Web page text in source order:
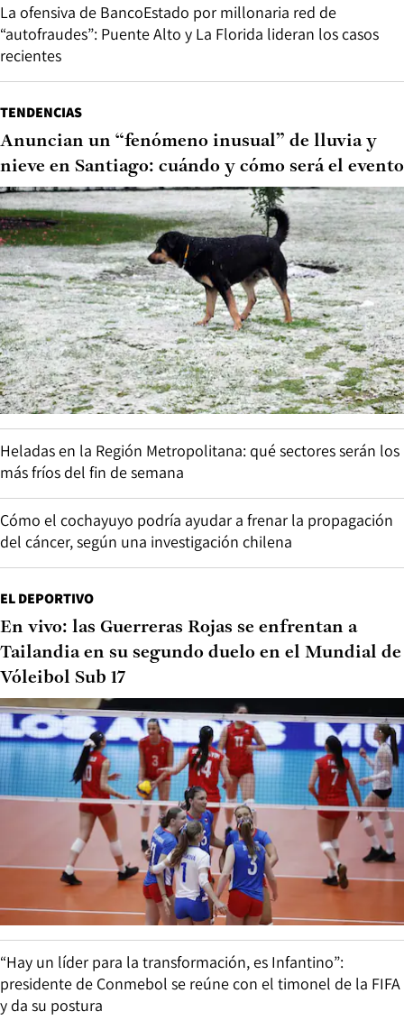
La ofensiva de BancoEstado por millonaria red de
“autofraudes”: Puente Alto y La Florida lideran los casos
recientes
TENDENCIAS
Anuncian un “fenómeno inusual” de lluvia y
nieve en Santiago: cuándo y cómo será el evento
Heladas en la Región Metropolitana: qué sectores serán los
más fríos del fin de semana
Cómo el cochayuyo podría ayudar a frenar la propagación
del cáncer, según una investigación chilena
EL DEPORTIVO
En vivo: las Guerreras Rojas se enfrentan a
Tailandia en su segundo duelo en el Mundial de
Vóleibol Sub 17
“Hay un líder para la transformación, es Infantino”:
presidente de Conmebol se reúne con el timonel de la FIFA
y da su postura